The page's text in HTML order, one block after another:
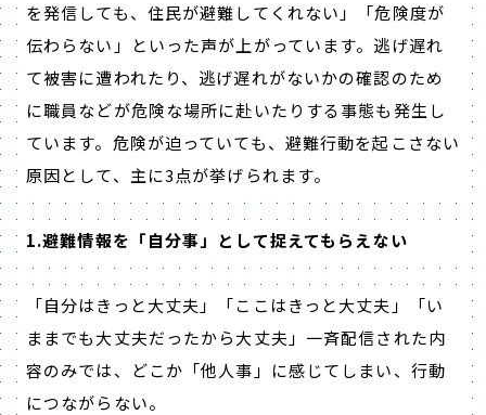
を発信しても、住民が避難してくれない」「危険度が
伝わらない」といった声が上がっています。逃げ遅れ
て被害に遭われたり、逃げ遅れがないかの確認のため
に職員などが危険な場所に赴いたりする事態も発生し
ています。危険が迫っていても、避難行動を起こさない
原因として、主に3点が挙げられます。
1.避難情報を「自分事」として捉えてもらえない
「自分はきっと大丈夫」「ここはきっと大丈夫」「い
ままでも大丈夫だったから大丈夫」一斉配信された内
容のみでは、どこか「他人事」に感じてしまい、行動
につながらない。